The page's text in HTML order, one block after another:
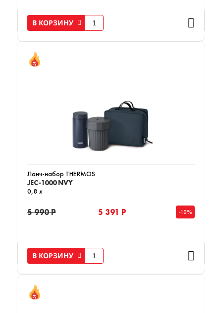
В КОРЗИНУ
Ланч-набор THERMOS
JEC-1000 NVY
0,8 л
5 990 Р 5 391 Р -10%
В КОРЗИНУ